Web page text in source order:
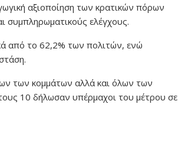
αξιοποίηση των κρατικών πόρων
συμπληρωματικούς ελέγχους.
από το 62,2% των πολιτών, ενώ
των κομμάτων αλλά και όλων των
10 δήλωσαν υπέρμαχοι του μέτρου σε